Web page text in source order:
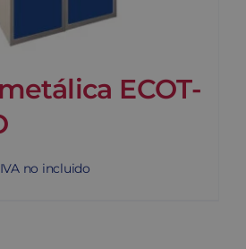
ECOT-
IVA no incluido